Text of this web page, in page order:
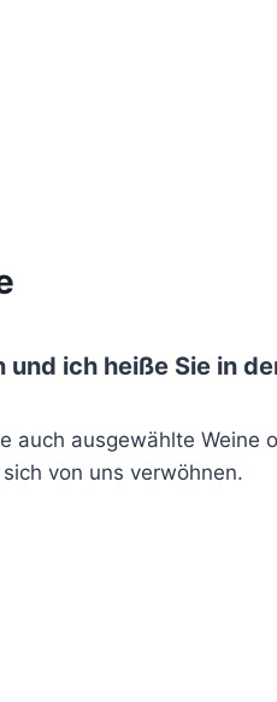
ich heiße Sie in
auch ausgewählte
von uns verwöhnen.